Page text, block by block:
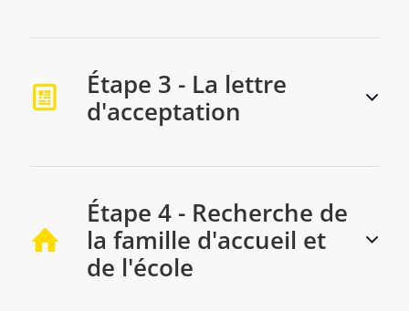
Étape 3 - La lettre
d'acceptation
Étape 4 - Recherche de
la famille d'accueil et
de l'école